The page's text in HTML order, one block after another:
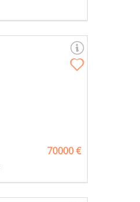
70000 €